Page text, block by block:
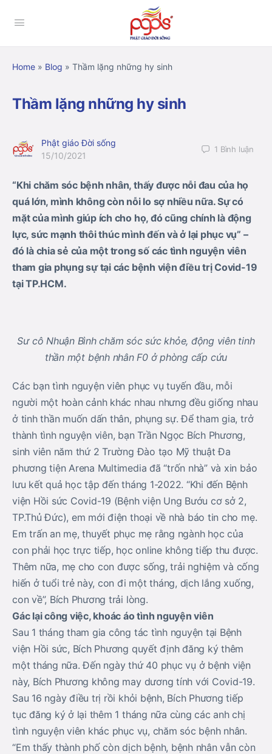
Home » Blog » Thầm lặng những hy sinh
Thầm lặng những hy sinh
Phật giáo Đời sống
15/10/2021
1 Bình luận
“Khi chăm sóc bệnh nhân, thấy được nỗi đau của họ
quá lớn, mình không còn nỗi lo sợ nhiều nữa. Sự có
mặt của mình giúp ích cho họ, đó cũng chính là động
lực, sức mạnh thôi thúc mình đến và ở lại phục vụ” –
đó là chia sẻ của một trong số các tình nguyện viên
tham gia phụng sự tại các bệnh viện điều trị Covid-19
tại TP.HCM.
Sư cô Nhuận Bình chăm sóc sức khỏe, động viên tinh
thần một bệnh nhân F0 ở phòng cấp cứu
Các bạn tình nguyện viên phục vụ tuyến đầu, mỗi
người một hoàn cảnh khác nhau nhưng đều giống nhau
ở tinh thần muốn dấn thân, phụng sự. Để tham gia, trở
thành tình nguyện viên, bạn Trần Ngọc Bích Phương,
sinh viên năm thứ 2 Trường Đào tạo Mỹ thuật Đa
phương tiện Arena Multimedia đã “trốn nhà” và xin bảo
lưu kết quả học tập đến tháng 1-2022. “Khi đến Bệnh
viện Hồi sức Covid-19 (Bệnh viện Ung Bướu cơ sở 2,
TP.Thủ Đức), em mới điện thoại về nhà báo tin cho mẹ.
Em trấn an mẹ, thuyết phục mẹ rằng ngành học của
con phải học trực tiếp, học online không tiếp thu được.
Thêm nữa, mẹ cho con được sống, trải nghiệm và cống
hiến ở tuổi trẻ này, con đi một tháng, dịch lắng xuống,
con về”, Bích Phương trải lòng.
Gác lại công việc, khoác áo tình nguyện viên
Sau 1 tháng tham gia công tác tình nguyện tại Bệnh
viện Hồi sức, Bích Phương quyết định đăng ký thêm
một tháng nữa. Đến ngày thứ 40 phục vụ ở bệnh viện
này, Bích Phương không may dương tính với Covid-19.
Sau 16 ngày điều trị rồi khỏi bệnh, Bích Phương tiếp
tục đăng ký ở lại thêm 1 tháng nữa cùng các anh chị
tình nguyện viên khác phục vụ, chăm sóc bệnh nhân.
“Em thấy thành phố còn dịch bệnh, bệnh nhân vẫn còn